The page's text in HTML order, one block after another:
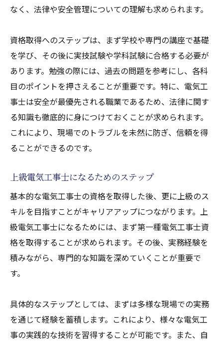
なく、法律や安全管理についての理解も求められます。
資格取得へのステップは、まず学校や専門の講座で基礎
を学び、その後に実技試験や学科試験に合格する必要が
あります。勉強の際には、過去の問題を参考にし、各科
目のポイントを押さえることが重要です。特に、電気工
事士は安全が最優先される職業であるため、法律に関す
る知識も徹底的に身につけておくことが求められます。
これにより、現場でのトラブルを未然に防ぎ、信頼を得
ることができるのです。
上級電気工事士になるためのステップ
基本的な電気工事士の資格を取得した後、更に上級のス
キルを目指すことがキャリアアップにつながります。上
級電気工事士になるためには、まず第一種電気工事士資
格を取得することが求められます。その後、実務経験を
積みながら、専門的な知識を深めていくことが重要で
す。
具体的なステップとしては、まずは多様な現場での実務
を通じて経験を蓄積します。これにより、様々な電気工
事の実践的な技術を習得することが可能です。また、自